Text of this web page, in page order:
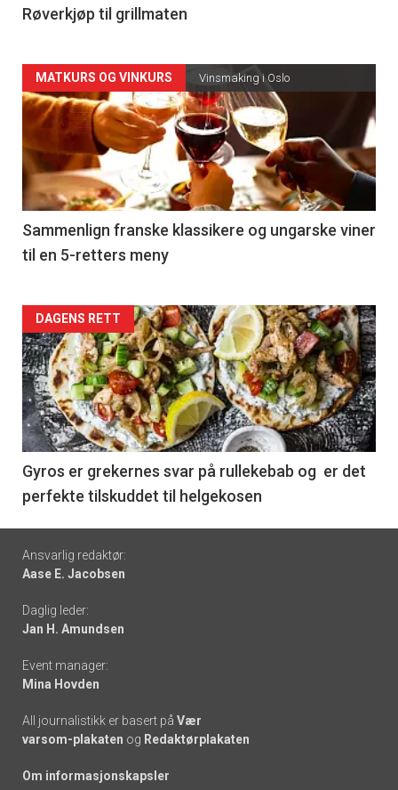
4
Røverkjøp til grillmaten
Forsiden
akkurat
nå
-
5
MATKURS OG VINKURS Vinsmaking i Oslo
Sammenlign franske klassikere og ungarske viner
til en 5-retters meny
Forsiden
akkurat
nå
-
6
DAGENS RETT
Gyros er grekernes svar på rullekebab og er det
perfekte tilskuddet til helgekosen
Footer
-
links
Ansvarlig redaktør:
Aase E. Jacobsen
Daglig leder:
Jan H. Amundsen
Event manager:
Mina Hovden
All journalistikk er basert på Vær
varsom-plakaten og Redaktørplakaten
Om informasjonskapsler